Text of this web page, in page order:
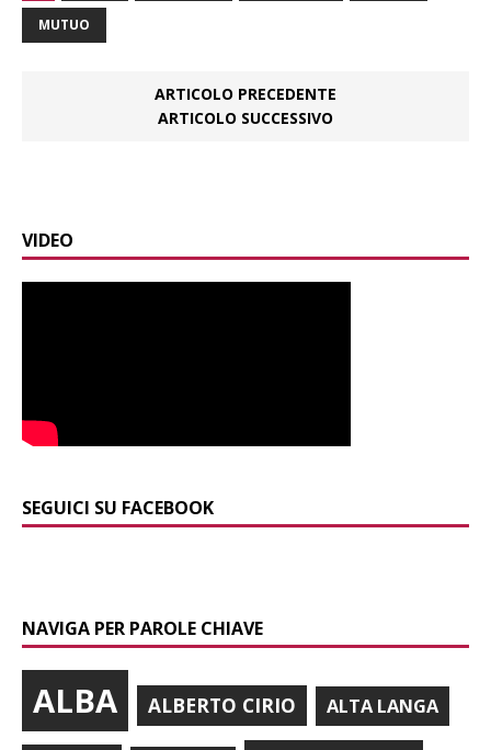
MUTUO
ARTICOLO PRECEDENTE
ARTICOLO SUCCESSIVO
VIDEO
SEGUICI SU FACEBOOK
NAVIGA PER PAROLE CHIAVE
ALBA ALBERTO CIRIO ALTA LANGA